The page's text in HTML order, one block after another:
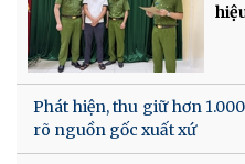
Phát hiện, thu giữ hơn
rõ nguồn gốc xuất xứ